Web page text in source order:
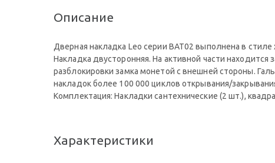
Описание
Дверная накладка Leo серии BAT02 выполнена в
Накладка двусторонняя. На активной части
разблокировки замка монетой с внешней стороны.
накладок более 100 000 циклов открывания/
Комплектация: Накладки сантехнические (2 шт.),
Характеристики